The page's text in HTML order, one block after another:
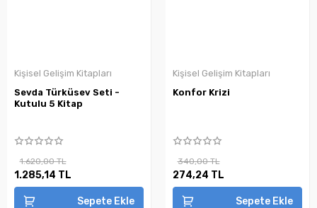
Kişisel Gelişim Kitapları
Sevda Türküsev Seti -
Kutulu 5 Kitap
1.620,00 TL
1.285,14 TL
Sepete Ekle
Kişisel Gelişim Kitapları
Konfor Krizi
340,00 TL
274,24 TL
Sepete Ekle